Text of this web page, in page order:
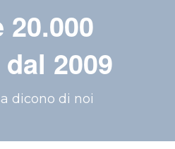
20.000
2009
dicono di noi